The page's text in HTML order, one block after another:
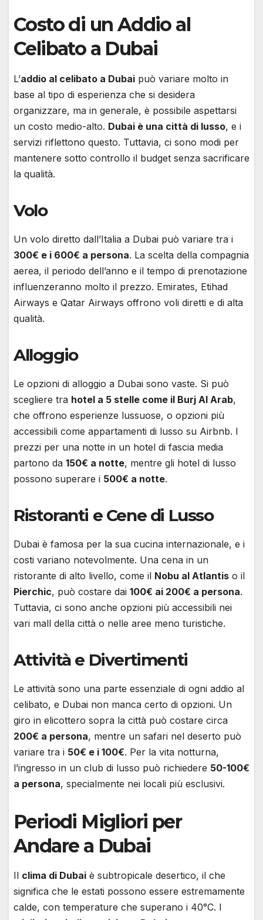
Costo di un Addio al
Celibato a Dubai
L’addio al celibato a Dubai può variare molto in
base al tipo di esperienza che si desidera
organizzare, ma in generale, è possibile aspettarsi
un costo medio-alto. Dubai è una città di lusso, e i
servizi riflettono questo. Tuttavia, ci sono modi per
mantenere sotto controllo il budget senza sacrificare
la qualità.
Volo
Un volo diretto dall’Italia a Dubai può variare tra i
300€ e i 600€ a persona. La scelta della compagnia
aerea, il periodo dell’anno e il tempo di prenotazione
influenzeranno molto il prezzo. Emirates, Etihad
Airways e Qatar Airways offrono voli diretti e di alta
qualità.
Alloggio
Le opzioni di alloggio a Dubai sono vaste. Si può
scegliere tra hotel a 5 stelle come il Burj Al Arab,
che offrono esperienze lussuose, o opzioni più
accessibili come appartamenti di lusso su Airbnb. I
prezzi per una notte in un hotel di fascia media
partono da 150€ a notte, mentre gli hotel di lusso
possono superare i 500€ a notte.
Ristoranti e Cene di Lusso
Dubai è famosa per la sua cucina internazionale, e i
costi variano notevolmente. Una cena in un
ristorante di alto livello, come il Nobu al Atlantis o il
Pierchic, può costare dai 100€ ai 200€ a persona.
Tuttavia, ci sono anche opzioni più accessibili nei
vari mall della città o nelle aree meno turistiche.
Attività e Divertimenti
Le attività sono una parte essenziale di ogni addio al
celibato, e Dubai non manca certo di opzioni. Un
giro in elicottero sopra la città può costare circa
200€ a persona, mentre un safari nel deserto può
variare tra i 50€ e i 100€. Per la vita notturna,
l’ingresso in un club di lusso può richiedere 50-100€
a persona, specialmente nei locali più esclusivi.
Periodi Migliori per
Andare a Dubai
Il clima di Dubai è subtropicale desertico, il che
significa che le estati possono essere estremamente
calde, con temperature che superano i 40°C. I